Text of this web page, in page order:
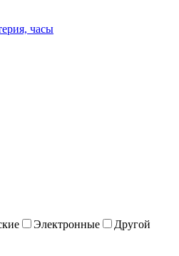
часы
Электронные
Другой